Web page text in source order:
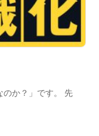
のか？」です。 先